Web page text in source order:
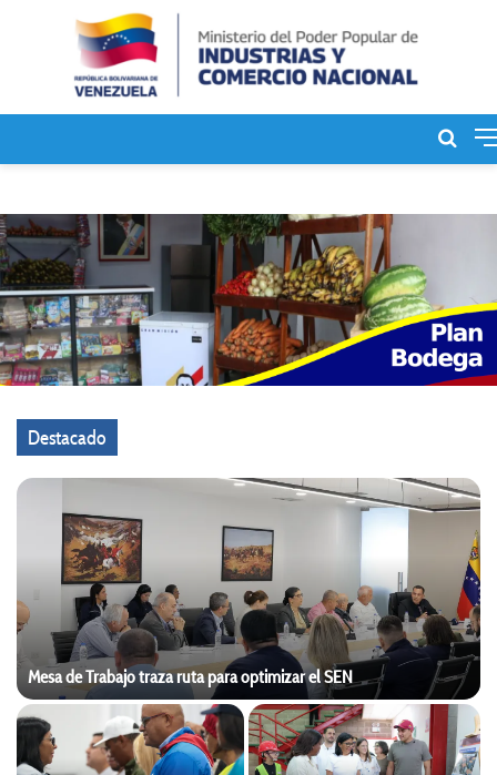
de
Destacado
Mesa de Trabajo traza ruta para optimizar el SEN